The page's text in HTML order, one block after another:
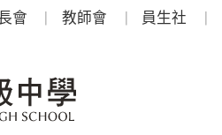
會 教師會 員生社